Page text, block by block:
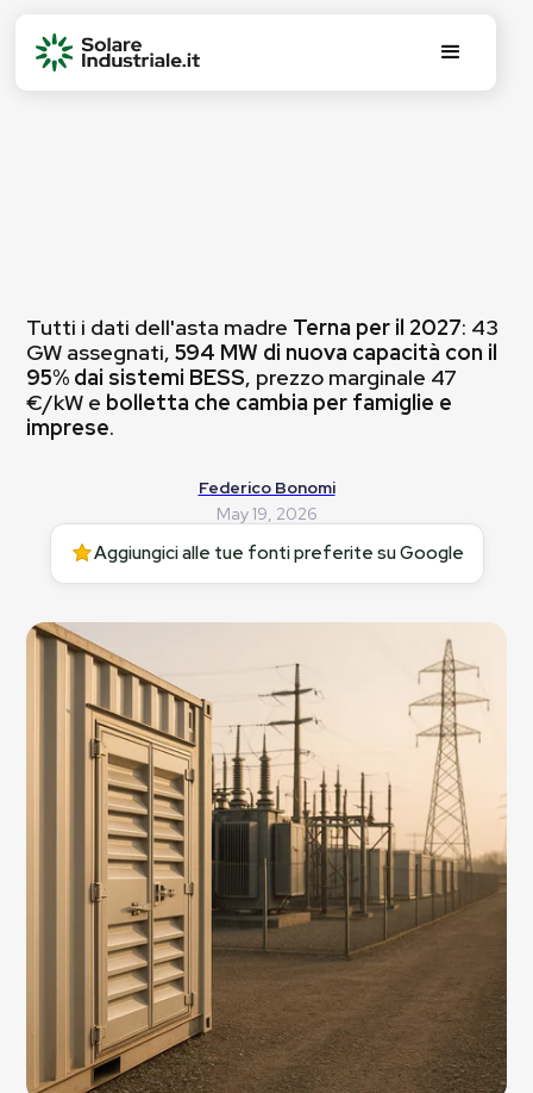
Tutti i dati dell'asta madre Terna per il 2027: 43
GW assegnati,594 MW di nuova capacità con il
95% dai sistemi BESS, prezzo marginale 47
€/kW e bolletta che cambia per famiglie e
imprese.
Federico Bonomi
May 19, 2026
Aggiungici alle tue fonti preferite su Google